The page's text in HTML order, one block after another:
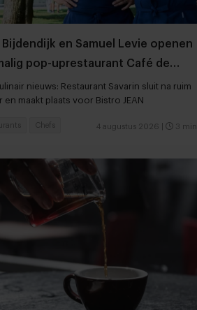
Bijdendijk en Samuel Levie openen
pop-uprestaurant Café de
nieuws: Restaurant Savarin sluit na ruim
en maakt plaats voor Bistro JEAN
4 augustus 2026 3 min
Chefs